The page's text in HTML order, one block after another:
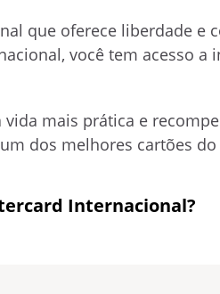
que oferece liberdade e
você tem acesso a
mais prática e
dos melhores cartões
Internacional?